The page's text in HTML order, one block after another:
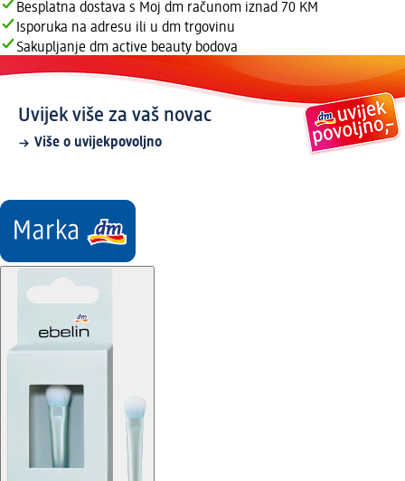
Besplatna dostava s Moj dm računom iznad 70 KM
Isporuka na adresu ili u dm trgovinu
Sakupljanje dm active beauty bodova
Uvijek više za vaš novac
Više o uvijekpovoljno